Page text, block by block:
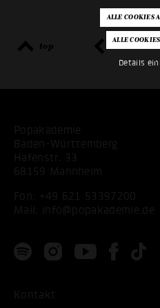
Details
top zurück
Popakademie
Baden-Württemberg
Hafenstr. 33
68159 Mannheim
Fon:
+49 621 53397200
Mail:
info@popakademie.de
Kontakt